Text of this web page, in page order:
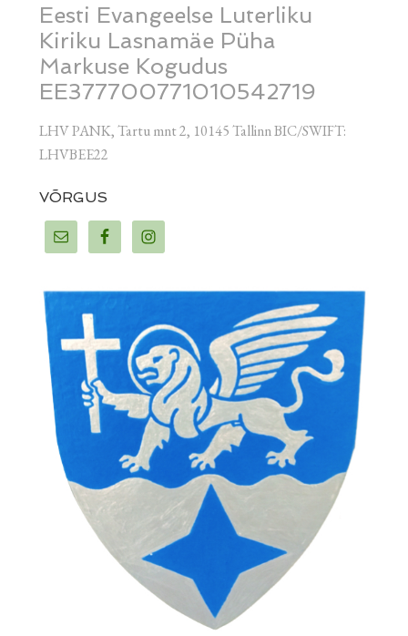
Eesti Evangeelse Luterliku
Kiriku Lasnamäe Püha
Markuse Kogudus
EE377700771010542719
LHV PANK, Tartu mnt 2, 10145 Tallinn BIC/SWIFT:
LHVBEE22
VÕRGUS